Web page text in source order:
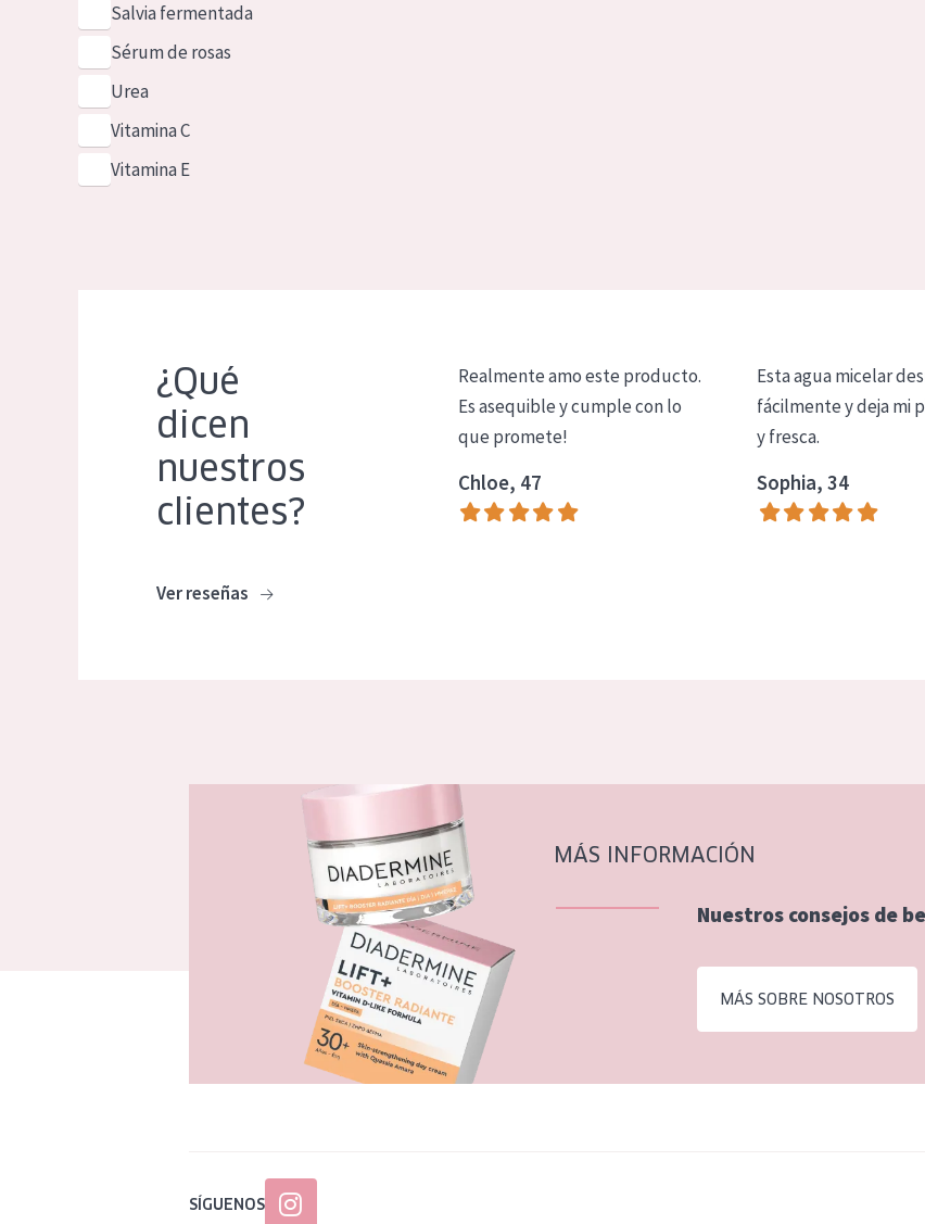
Salvia fermentada
Sérum de rosas
Urea
Vitamina C
Vitamina E
¿Qué
dicen
nuestros
clientes?
Ver reseñas
Realmente amo este producto.
Es asequible y cumple con lo
que promete!
Chloe, 47
Esta agua micelar
fácilmente y deja mi
y fresca.
Sophia, 34
MÁS INFORMACIÓN
Nuestros consejos de
MÁS SOBRE NOSOTROS
SÍGUENOS